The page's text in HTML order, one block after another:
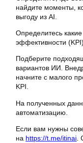
найдите моменты,
выгоду из AI.
Определитесь
эффективности
Подберите
вариантов ИИ.
начните с малого
KPI.
На полученных
автоматизацию.
Если вам нужны
на https://t.me/itinai